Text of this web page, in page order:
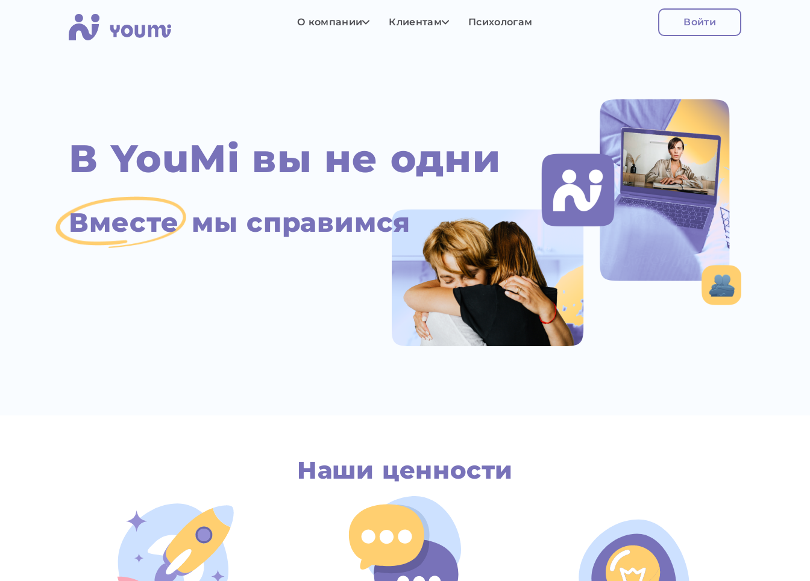
О компании Клиентам Психологам Войти
В YouMi вы не одни
Вместемы справимся
Наши ценности